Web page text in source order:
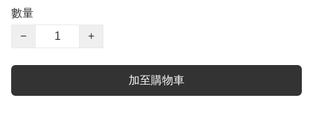
數量
−
+
加至購物車